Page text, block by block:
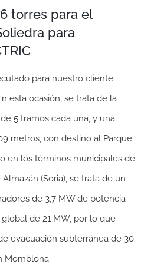
torres para el
para
para nuestro cliente
esta ocasión, se trata de la
5 tramos cada una, y una
metros, con destino al Parque
en los términos municipales de
(Soria), se trata de un
de 3,7 MW de potencia
de 21 MW, por lo que
evacuación subterránea de 30
Momblona.